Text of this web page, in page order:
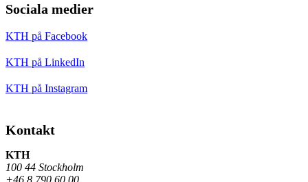
Sociala medier
KTH på Facebook
KTH på LinkedIn
KTH på Instagram
Kontakt
KTH
100 44 Stockholm
+46 8 790 60 00